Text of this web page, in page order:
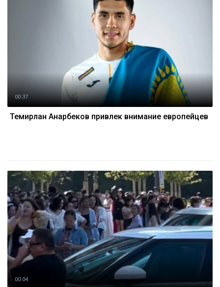
00:37
Темирлан Анарбеков привлек внимание европейцев
00:04